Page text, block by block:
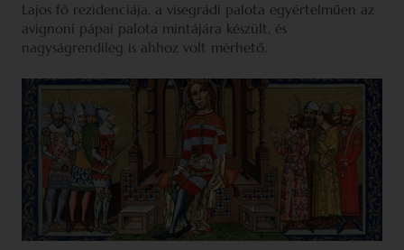
Lajos fő rezidenciája, a visegrádi palota egyértelműen az
avignoni pápai palota mintájára készült, és
nagyságrendileg is ahhoz volt mérhető.